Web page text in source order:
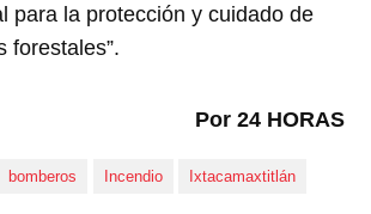
para la protección y cuidado de
forestales”.
Por 24 HORAS
bomberos Incendio Ixtacamaxtitlán